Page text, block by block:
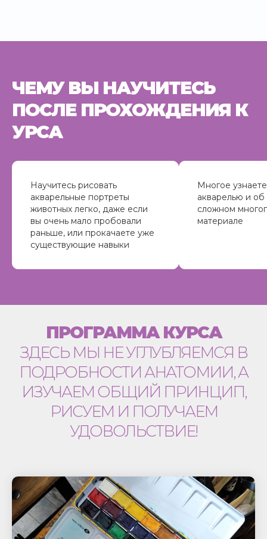
ЧЕМУ ВЫ НАУЧИТЕСЬ
ПОСЛЕ ПРОХОЖДЕНИЯ К
УРСА
Научитесь рисовать
акварельные портреты
животных легко, даже если
вы очень мало пробовали
раньше, или прокачаете уже
существующие навыки
Многое
акварелью и об
сложном
материале
ПРОГРАММА КУРСА
ЗДЕСЬ МЫ НЕ УГЛУБЛЯЕМСЯ В
ПОДРОБНОСТИ АНАТОМИИ, А
ИЗУЧАЕМ ОБЩИЙ ПРИНЦИП,
РИСУЕМ И ПОЛУЧАЕМ
УДОВОЛЬСТВИЕ!